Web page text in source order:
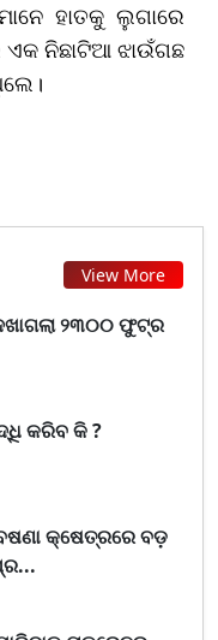
ହାତକୁ ଲୁଗାରେ
ନିଛାଟିଆ ଝାଉଁଗଛ
View More
୨୩୦୦ ଫୁଟ୍‌ର
କରିବ କି ?
କ୍ଷେତ୍ରରେ ବଡ଼